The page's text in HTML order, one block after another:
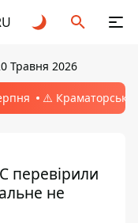
Травня 2026
⚠️ Краматорськ,
перевірили
не